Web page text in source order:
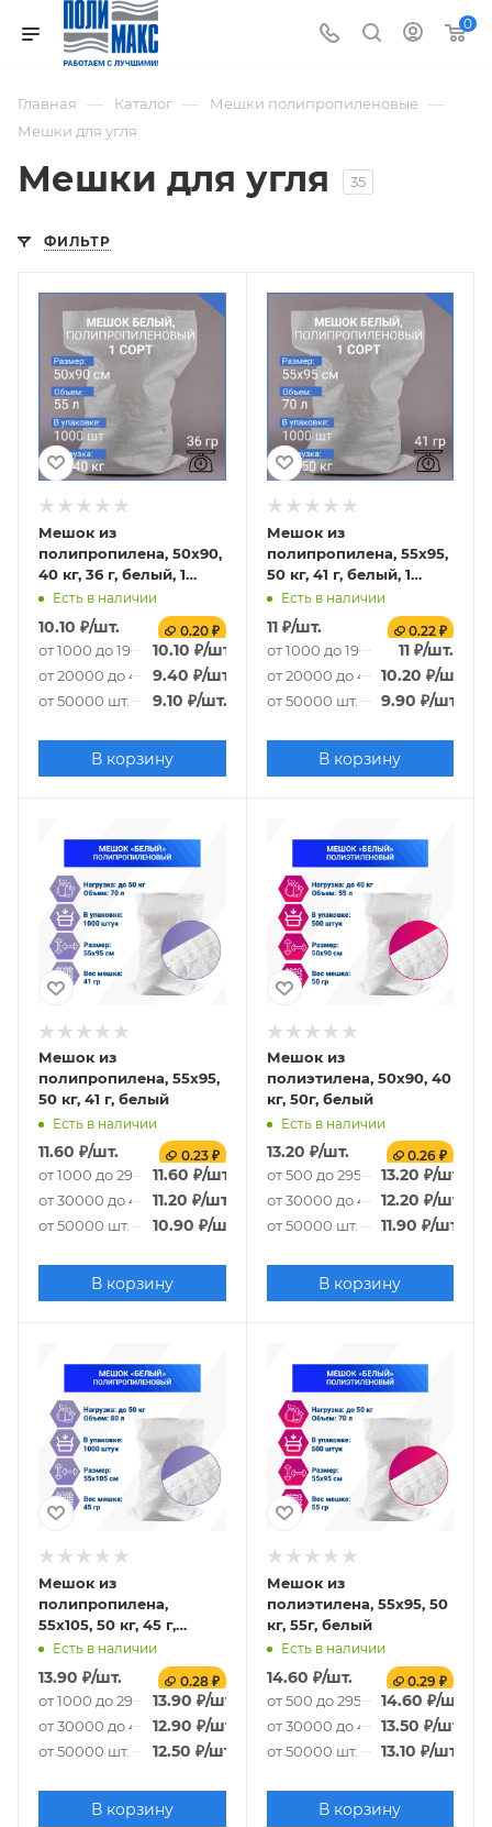
0
Главная — Каталог — Мешки полипропиленовые —
Мешки для угля
Мешки для угля 35
ФИЛЬТР
Мешок из
полипропилена, 50x90,
40 кг, 36 г, белый, 1
СОРТ
Есть в наличии
10.10 ₽/шт. 0.20 ₽
от 1000 до 19000 шт.
10.10 ₽/шт.
от 20000 до 49000 шт.
9.40 ₽/шт.
от 50000 шт. 9.10 ₽/шт.
В корзину
Мешок из
полипропилена, 55x95,
50 кг, 41 г, белый, 1
СОРТ
Есть в наличии
11₽/шт. 0.22 ₽
от 1000 до 19000 шт.
11 ₽/шт.
от 20000 до 49000 шт.
10.20 ₽/шт.
от 50000 шт. 9.90 ₽/шт.
В корзину
Мешок из
полипропилена, 55x95,
50 кг, 41 г, белый
Есть в наличии
11.60 ₽/шт. 0.23 ₽
от 1000 до 29000 шт.
11.60 ₽/шт.
от 30000 до 49000 шт.
11.20 ₽/шт.
от 50000 шт. 10.90 ₽/шт.
В корзину
Мешок из
полиэтилена, 50x90, 40
кг, 50г, белый
Есть в наличии
13.20 ₽/шт. 0.26 ₽
от 500 до 29500 шт.
13.20 ₽/шт.
от 30000 до 49500 шт.
12.20 ₽/шт.
от 50000 шт. 11.90 ₽/шт.
В корзину
Мешок из
полипропилена,
55x105, 50 кг, 45 г,
белый
Есть в наличии
13.90 ₽/шт. 0.28 ₽
от 1000 до 29000 шт.
13.90 ₽/шт.
от 30000 до 49000 шт.
12.90 ₽/шт.
от 50000 шт. 12.50 ₽/шт.
В корзину
Мешок из
полиэтилена, 55x95, 50
кг, 55г, белый
Есть в наличии
14.60 ₽/шт. 0.29 ₽
от 500 до 29500 шт.
14.60 ₽/шт.
от 30000 до 49500 шт.
13.50 ₽/шт.
от 50000 шт. 13.10 ₽/шт.
В корзину